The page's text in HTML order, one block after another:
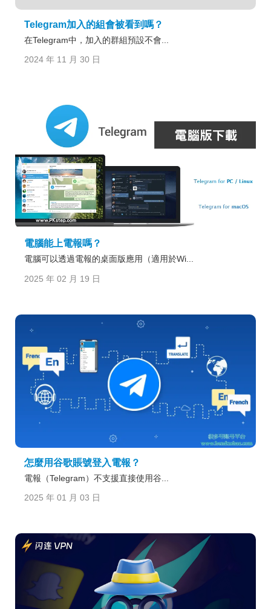
Telegram加入的組會被看到嗎？
在Telegram中，加入的群組預設不會...
2024 年 11 月 30 日
電腦能上電報嗎？
電腦可以透過電報的桌面版應用（適用於Wi...
2025 年 02 月 19 日
怎麼用谷歌賬號登入電報？
電報（Telegram）不支援直接使用谷...
2025 年 01 月 03 日